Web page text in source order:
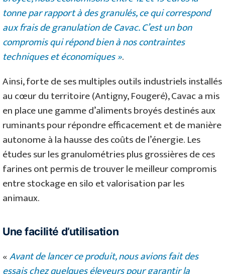
tonne par rapport à des granulés, ce qui correspond
aux frais de granulation de Cavac. C’est un bon
compromis qui répond bien à nos contraintes
techniques et économiques ».
Ainsi, forte de ses multiples outils industriels installés
au cœur du territoire (Antigny, Fougeré), Cavac a mis
en place une gamme d’aliments broyés destinés aux
ruminants pour répondre efficacement et de manière
autonome à la hausse des coûts de l’énergie. Les
études sur les granulométries plus grossières de ces
farines ont permis de trouver le meilleur compromis
entre stockage en silo et valorisation par les
animaux.
Une facilité d’utilisation
«Avant de lancer ce produit, nous avions fait des